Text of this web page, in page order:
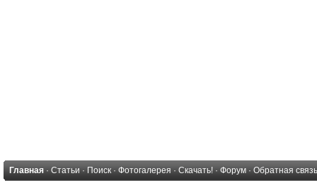
Главная · Статьи · Поиск · Фотогалерея · Скачать! · Форум · Обратная связь